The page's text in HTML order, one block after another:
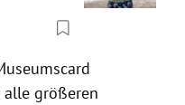
größeren